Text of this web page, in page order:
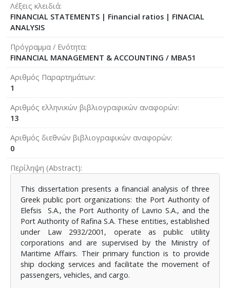
Λέξεις κλειδιά
FINANCIAL STATEMENTS | Financial ratios | FINACIAL
ANALYSIS
Πρόγραμμα / Ενότητα
FINANCIAL MANAGEMENT & ACCOUNTING / MBA51
Αριθμός Παραρτημάτων
1
Αριθμός ελληνικών βιβλιογραφικών αναφορών
13
Αριθμός διεθνών βιβλιογραφικών αναφορών
0
Περίληψη (Abstract)
This dissertation presents a financial analysis of three
Greek public port organizations: the Port Authority of
Elefsis S.A., the Port Authority of Lavrio S.A., and the
Port Authority of Rafina S.A. These entities, established
under Law 2932/2001, operate as public utility
corporations and are supervised by the Ministry of
Maritime Affairs. Their primary function is to provide
ship docking services and facilitate the movement of
passengers, vehicles, and cargo.